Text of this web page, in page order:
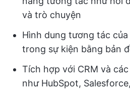
và trò chuyện
Hình dung tương tác
trong sự kiện bằng bản
Tích hợp với CRM và
như HubSpot,